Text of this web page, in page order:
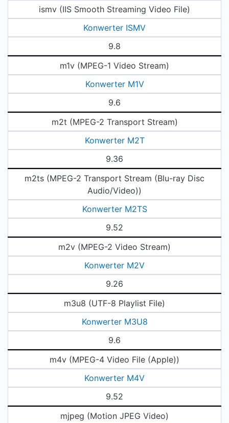
ismv (IIS Smooth Streaming Video File)
Konwerter ISMV
9.8
m1v (MPEG-1 Video Stream)
Konwerter M1V
9.6
m2t (MPEG-2 Transport Stream)
Konwerter M2T
9.36
m2ts (MPEG-2 Transport Stream (Blu-ray Disc
Audio/Video))
Konwerter M2TS
9.52
m2v (MPEG-2 Video Stream)
Konwerter M2V
9.26
m3u8 (UTF-8 Playlist File)
Konwerter M3U8
9.6
m4v (MPEG-4 Video File (Apple))
Konwerter M4V
9.52
mjpeg (Motion JPEG Video)